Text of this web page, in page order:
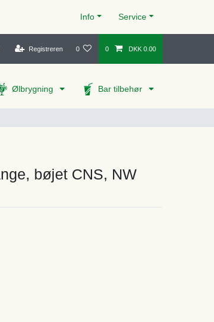
Info Service
Registreren 0 0 DKK 0.00
Ølbrygning Bar tilbehør
bøjet CNS, NW